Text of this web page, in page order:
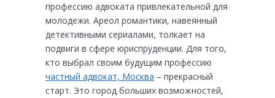
профессию адвоката привлекательной для
молодежи. Ареол романтики, навеянный
детективными сериалами, толкает на
подвиги в сфере юриспруденции. Для того,
кто выбрал своим будущим профессию
частный адвокат, Москва – прекрасный
старт. Это город больших возможностей,